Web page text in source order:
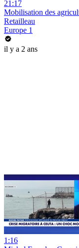
21:17
Mobilisation des
Retailleau
Europe 1
il y a 2 ans
1:16